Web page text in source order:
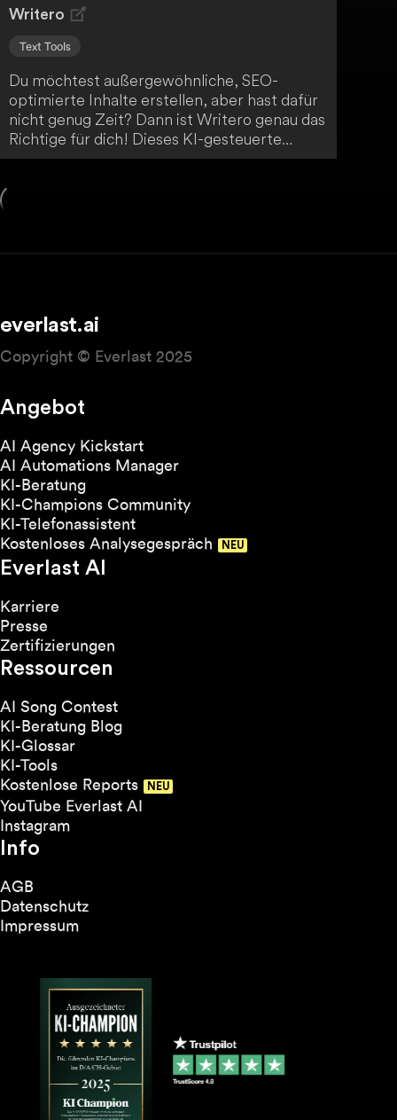
Writero
Text Tools
Du möchtest außergewöhnliche, SEO-
optimierte Inhalte erstellen, aber hast dafür
nicht genug Zeit? Dann ist Writero genau das
Richtige für dich! Dieses KI-gesteuerte
Texterstellungs- und Inhaltskreationstool
everlast.ai
Copyright © Everlast 2025
Angebot
AI Agency Kickstart
AI Automations Manager
KI-Beratung
KI-Champions Community
KI-Telefonassistent
Kostenloses Analysegespräch
Everlast AI
Karriere
Presse
Zertifizierungen
Ressourcen
AI Song Contest
KI-Beratung Blog
KI-Glossar
KI-Tools
Kostenlose Reports
YouTube Everlast AI
Instagram
Info
AGB
Datenschutz
Impressum